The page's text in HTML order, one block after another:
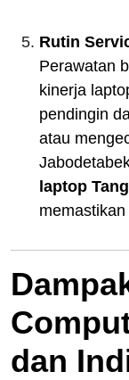
Rutin
Perawatan
kinerja
pendingin
atau
laptop
dan